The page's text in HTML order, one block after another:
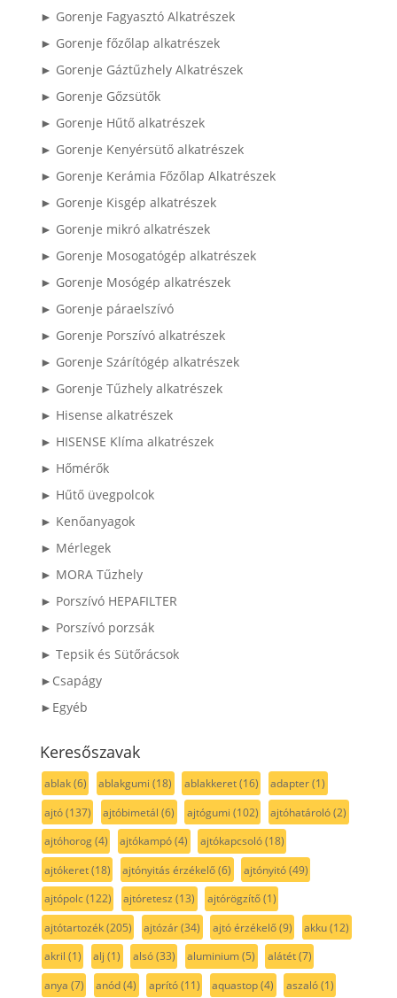
► Gorenje Fagyasztó Alkatrészek
► Gorenje főzőlap alkatrészek
► Gorenje Gáztűzhely Alkatrészek
► Gorenje Gőzsütők
► Gorenje Hűtő alkatrészek
► Gorenje Kenyérsütő alkatrészek
► Gorenje Kerámia Főzőlap Alkatrészek
► Gorenje Kisgép alkatrészek
► Gorenje mikró alkatrészek
► Gorenje Mosogatógép alkatrészek
► Gorenje Mosógép alkatrészek
► Gorenje páraelszívó
► Gorenje Porszívó alkatrészek
► Gorenje Szárítógép alkatrészek
► Gorenje Tűzhely alkatrészek
► Hisense alkatrészek
► HISENSE Klíma alkatrészek
► Hőmérők
► Hűtő üvegpolcok
► Kenőanyagok
► Mérlegek
► MORA Tűzhely
► Porszívó HEPAFILTER
► Porszívó porzsák
► Tepsik és Sütőrácsok
►Csapágy
►Egyéb
Keresőszavak
ablak(6) ablakgumi (18) ablakkeret(16) adapter(1)
ajtó(137) ajtóbimetál (6) ajtógumi (102) ajtóhatároló(2)
ajtóhorog(4) ajtókampó(4) ajtókapcsoló(18)
ajtókeret(18) ajtónyitás érzékelő(6) ajtónyitó(49)
ajtópolc(122) ajtóretesz (13) ajtórögzítő(1)
ajtótartozék(205) ajtózár(34) ajtó érzékelő(9) akku(12)
akril (1) alj (1) alsó(33) aluminium(5) alátét(7)
anya (7) anód(4) aprító(11) aquastop(4) aszaló(1)